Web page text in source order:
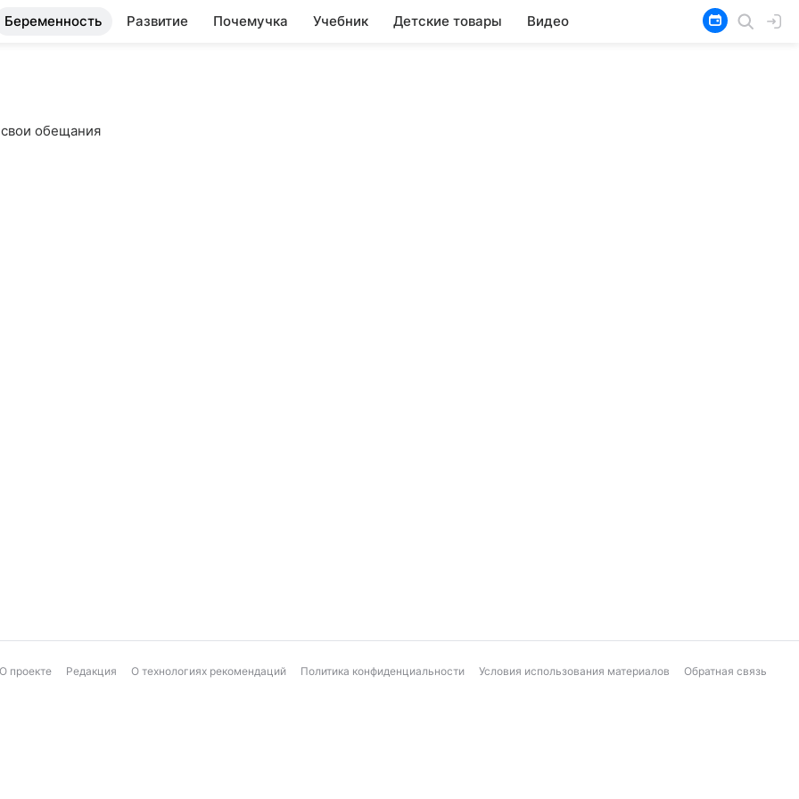
Беременность Развитие Почемучка Учебник Детские товары Видео
обещания
О проекте Редакция О технологиях рекомендаций Политика конфиденциальности Условия использования материалов Обратная связь